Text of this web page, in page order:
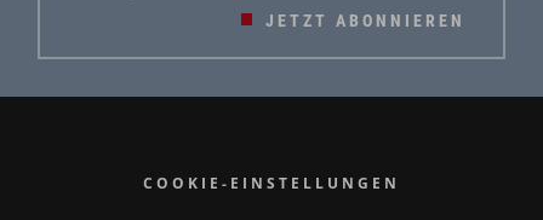
JETZT ABONNIEREN
COOKIE-EINSTELLUNGEN